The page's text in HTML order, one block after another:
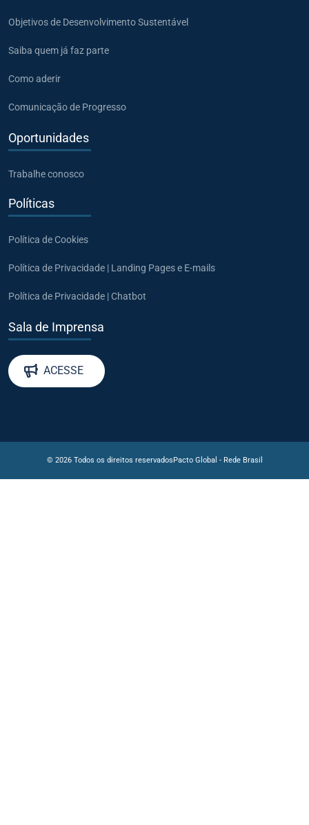
Objetivos de Desenvolvimento Sustentável
Saiba quem já faz parte
Como aderir
Comunicação de Progresso
Oportunidades
Trabalhe conosco
Políticas
Política de Cookies
Política de Privacidade | Landing Pages e E-mails
Política de Privacidade | Chatbot
Sala de Imprensa
ACESSE
© 2026 Todos os direitos reservadosPacto Global - Rede Brasil